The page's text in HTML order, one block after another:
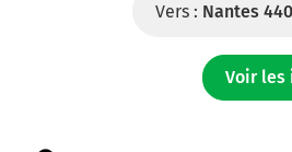
Vers : Nantes
Voir les